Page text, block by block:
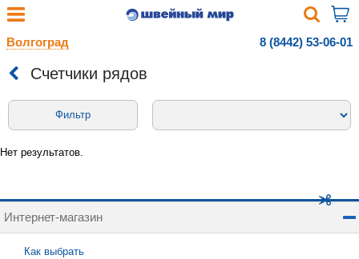
Волгоград 8 (8442) 53-06-01
Счетчики рядов
Фильтр
Нет результатов.
Интернет-магазин
Как выбрать